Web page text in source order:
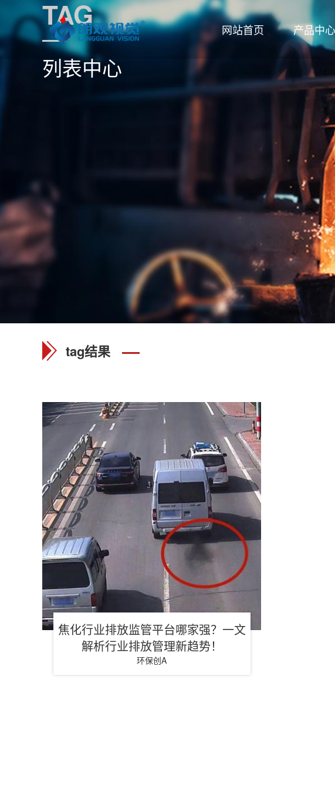
网站首页 产品中心
TAG
列表中心
tag结果
焦化行业排放监管平台哪家强？一文
解析行业排放管理新趋势！
环保创A